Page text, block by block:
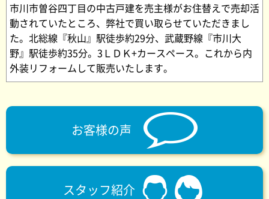
市川市曽谷四丁目の中古戸建を売主様がお住替えで売却活
動されていたところ、弊社で買い取らせていただきまし
た。北総線『秋山』駅徒歩約29分、武蔵野線『市川大
野』駅徒歩約35分。3ＬＤＫ+カースペース。これから内
外装リフォームして販売いたします。
お客様の声
スタッフ紹介